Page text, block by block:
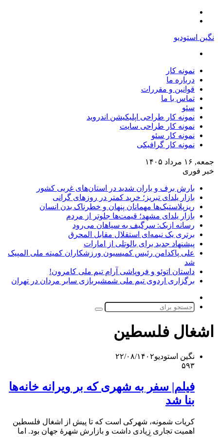
نگین استودیو
نمونه کار
درباره ما
قوانین و مقررات
تماس با ما
سئو
نمونه کار طراحی اپلیکیشن اندروید
نمونه کار طراحی سایت
نمونه کار سئو
نمونه کار گرافیکی
جمعه, ۱۶ مرداد ۱۴۰۵
خبر فوری
بارش برف و باران شدید در استان‌های غربی کشور
بازار یلدای تبریز؛ خرید کمتر در روزهای گرانی
ریزپلاستیک‌ها مهمانان پنهان و خطرناک بدن انسان
بازار یلدای مشهد؛ قیمت‌ها جلوتر از مردم
رسانه ازبک: سرگیف به سپاهان می‌رود
برتری یک نیمه‌ای استقلال مقابل المحرق
پیشنهاد جدید برای بالوتلی از امارات
علی پاکدامن رئیس کمیسیون ورزشکاران کمیته ملی المپیک
شد
داستان اتوئو و فروپاشی آرام تیم ملی کامرون!
برگزاری اردوی تیم ملی شمشیربازی سابر مردان در تهران
پوسته
جستجو
اشغال فلسطین
نگین استودیو۲۲/۰۸/۱۴۰۲
۵۹۳
فیلم| سفر به شهری که بر ویرانه‌ خانه‌ها
بنا شد
کریات شمونه، شهرکی است که تا پیش از اشغال فلسطین
اهمیت تجاری زیادی داشت و بازارش شهرهٔ جهان بود. اما